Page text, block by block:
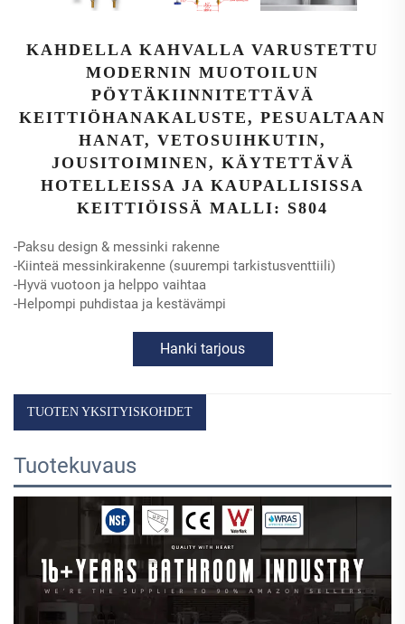
KAHDELLA KAHVALLA VARUSTETTU
MODERNIN MUOTOILUN
PÖYTÄKIINNITETTÄVÄ
KEITTIÖHANAKALUSTE, PESUALTAAN
HANAT, VETOSUIHKUTIN,
JOUSITOIMINEN, KÄYTETTÄVÄ
HOTELLEISSA JA KAUPALLISISSA
KEITTIÖISSÄ MALLI: S804
-Paksu design & messinki rakenne
-Kiinteä messinkirakenne (suurempi tarkistusventtiili)
-Hyvä vuotoon ja helppo vaihtaa
-Helpompi puhdistaa ja kestävämpi
Hanki tarjous
TUOTEN YKSITYISKOHDET
Tuotekuvaus